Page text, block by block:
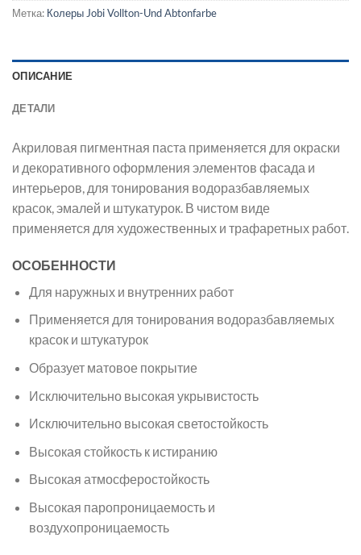
Метка: Колеры Jobi Vollton-Und Abtonfarbe
ОПИСАНИЕ
ДЕТАЛИ
Акриловая пигментная паста применяется для окраски
и декоративного оформления элементов фасада и
интерьеров, для тонирования водоразбавляемых
красок, эмалей и штукатурок. В чистом виде
применяется для художественных и трафаретных работ.
ОСОБЕННОСТИ
Для наружных и внутренних работ
Применяется для тонирования водоразбавляемых
красок и штукатурок
Образует матовое покрытие
Исключительно высокая укрывистость
Исключительно высокая светостойкость
Высокая стойкость к истиранию
Высокая атмосферостойкость
Высокая паропроницаемость и
воздухопроницаемость